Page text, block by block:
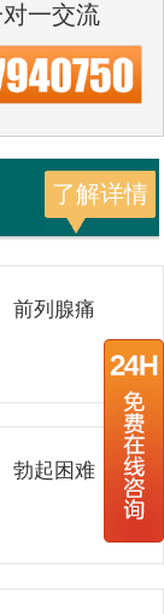
一交流
了解详情
前列腺痛
勃起困难